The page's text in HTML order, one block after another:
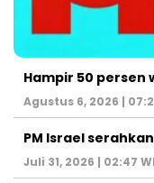
Hampir 50 persen
Agustus 6, 2026 |
PM Israel
Juli 31, 2026 | 02:47